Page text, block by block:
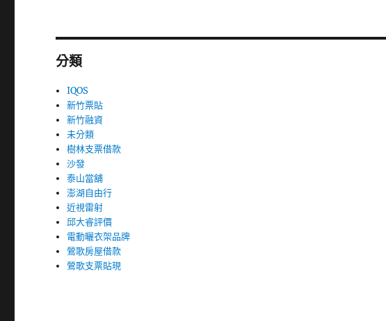
分類
IQOS
新竹票貼
新竹融資
未分類
樹林支票借款
沙發
泰山當舖
澎湖自由行
近視雷射
邱大睿評價
電動曬衣架品牌
鶯歌房屋借款
鶯歌支票貼現